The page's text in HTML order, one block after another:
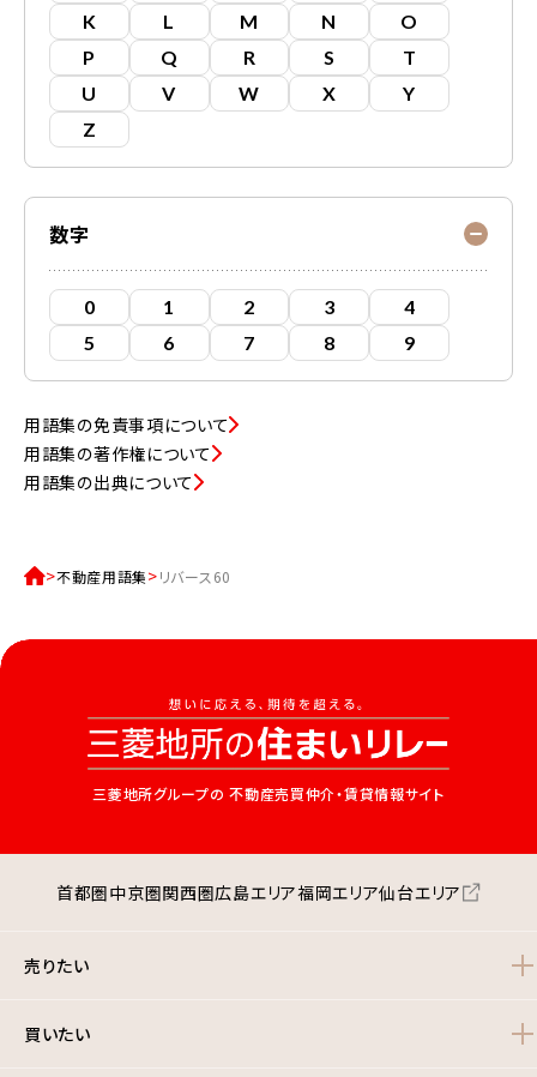
K
L M N
O
P
Q R S
T
U
V W X
Y
Z
数字
0 1 2 3
4
5
6 7 8 9
用語集の免責事項について
用語集の著作権について
用語集の出典について
不動産用語集 リバース60
三菱地所グループの 不動産売買仲介・賃貸情報サイト
首都圏中京圏関西圏広島エリア福岡エリア仙台エリア
売りたい
買いたい